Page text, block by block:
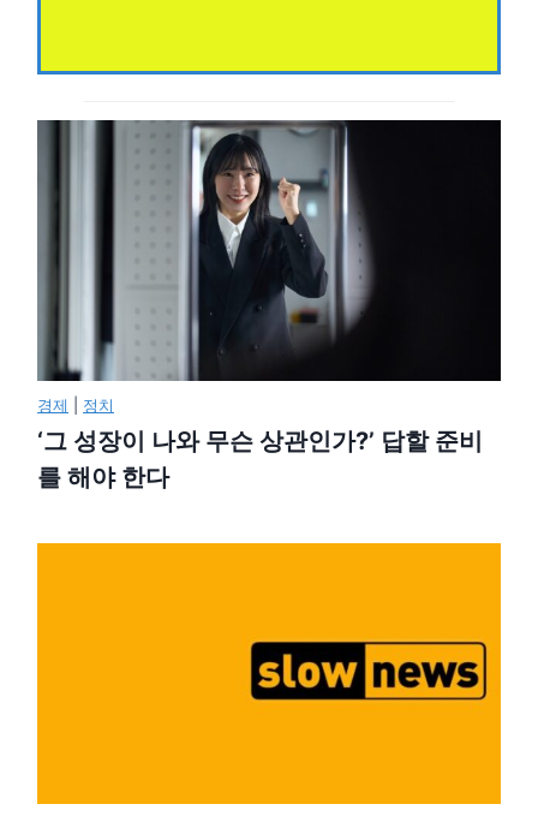
경제 정치
‘그 성장이 나와 무슨 상관인가?’ 답할 준비
를 해야 한다